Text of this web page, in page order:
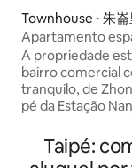
Townhouse ⋅ 朱崙
Apartamento
Nanjing Fuxing
A propriedade
bairro comercial
tranquilo, de
pé da Estação
Mercado
minutos a pé do
Taipé: